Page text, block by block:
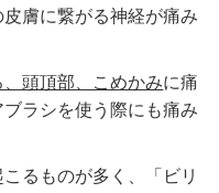
膚に繋がる神経が痛み
頭頂部、こめかみに痛
ラシを使う際にも痛み
るものが多く、「ビリ